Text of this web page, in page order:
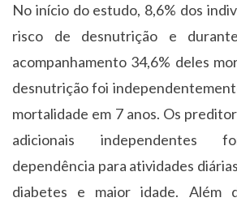
No início do estudo, 8,6% dos
risco de desnutrição e
acompanhamento 34,6% deles
desnutrição foi
mortalidade em 7 anos. Os
adicionais independentes
dependência para atividades
diabetes e maior idade. Além